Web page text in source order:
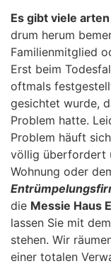
Es gibt viele
drum herum
Familienmitglied
Erst beim
oftmals
gesichtet wurde,
Problem hatte.
Problem häuft
völlig überfordert
Wohnung oder
die Messie Haus
lassen Sie mit
stehen. Wir
einer totalen